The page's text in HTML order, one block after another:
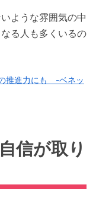
ような雰囲気の中
る人も多くいるの
推進力にも -ベネッ
信が取り